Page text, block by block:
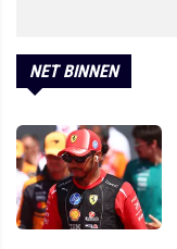
NET BINNEN